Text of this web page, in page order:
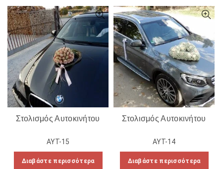
Στολισμός Αυτοκινήτου
ΑΥΤ-15
Διαβάστε περισσότερα
Στολισμός Αυτοκινήτου
ΑΥΤ-14
Διαβάστε περισσότερα